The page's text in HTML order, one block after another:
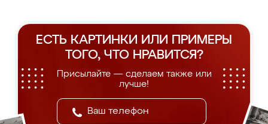
ЕСТЬ КАРТИНКИ ИЛИ ПРИМЕРЫ
ТОГО, ЧТО НРАВИТСЯ?
Присылайте — сделаем также или
лучше!